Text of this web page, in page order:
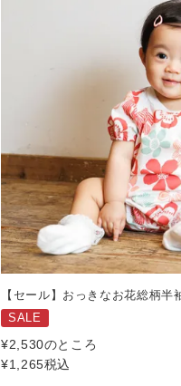
【セール】おっきなお花総柄半
SALE
¥2,530のところ
¥1,265税込